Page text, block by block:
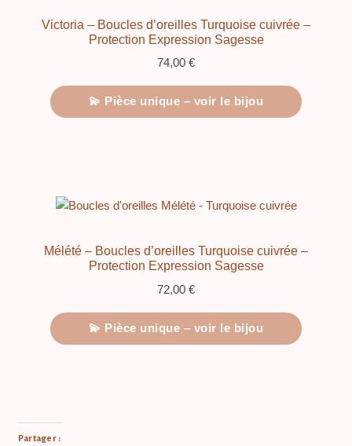
Victoria – Boucles d’oreilles Turquoise cuivrée –
Protection Expression Sagesse
74,00 €
💫 Pièce unique – voir le bijou
Mélété – Boucles d’oreilles Turquoise cuivrée –
Protection Expression Sagesse
72,00 €
💫 Pièce unique – voir le bijou
Partager :